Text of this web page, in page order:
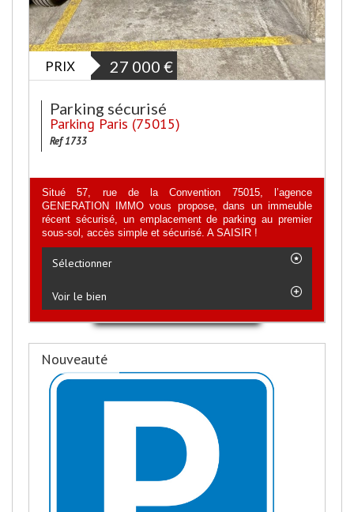
PRIX 27 000 €
Parking sécurisé
Parking Paris (75015)
Ref 1733
Situé 57, rue de la Convention 75015, l’agence
GENERATION IMMO vous propose, dans un immeuble
récent sécurisé, un emplacement de parking au premier
sous-sol, accès simple et sécurisé. A SAISIR !
Sélectionner
Voir le bien
Nouveauté